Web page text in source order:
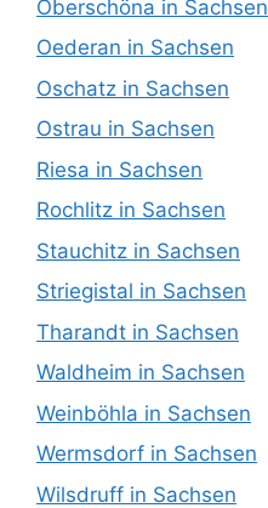
Oberschöna in Sachsen
Oederan in Sachsen
Oschatz in Sachsen
Ostrau in Sachsen
Riesa in Sachsen
Rochlitz in Sachsen
Stauchitz in Sachsen
Striegistal in Sachsen
Tharandt in Sachsen
Waldheim in Sachsen
Weinböhla in Sachsen
Wermsdorf in Sachsen
Wilsdruff in Sachsen